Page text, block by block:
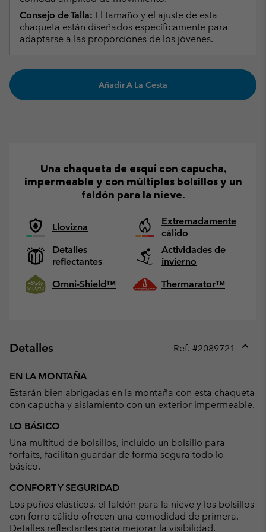
Consejo de Talla: El tamaño y el ajuste de esta
chaqueta están diseñados específicamente para
adaptarse a las proporciones de los jóvenes.
Añadir A La Cesta
Una chaqueta de esquí con capucha,
impermeable y con múltiples bolsillos y un
faldón para la nieve.
Llovizna
Extremadamente
cálido
Detalles
reflectantes
Actividades de
invierno
Omni-Shield™
Thermarator™
Detalles Ref. #2089721
EN LA MONTAÑA
Estarán bien abrigadas en la montaña con esta chaqueta
con capucha y aislamiento con un exterior impermeable.
LO BÁSICO
Una multitud de bolsillos, incluido un bolsillo para
forfaits, facilitan guardar de forma segura todo lo
básico.
CONFORT Y SEGURIDAD
Los puños elásticos, el faldón para la nieve y los bolsillos
con forro cálido ofrecen una comodidad de primera.
Detalles reflectantes para mejorar la visibilidad.